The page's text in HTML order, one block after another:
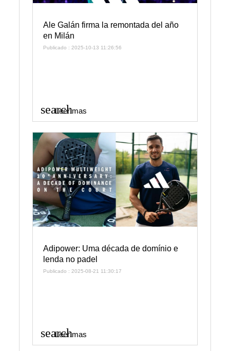
Ale Galán firma la remontada del año
en Milán
Publicado : 2025-10-13 11:26:56
search
Leer mas
Adipower: Uma década de domínio e
lenda no padel
Publicado : 2025-08-21 11:30:17
search
Leer mas